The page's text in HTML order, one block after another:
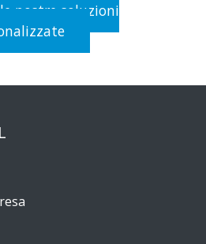
nostre soluzioni